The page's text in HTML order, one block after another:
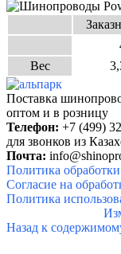
Вес
Поставка
оптом и в розницу
Телефон: +7 (499)
для звонков из
Почта:
Политика
Согласие на
Политика
Назад к